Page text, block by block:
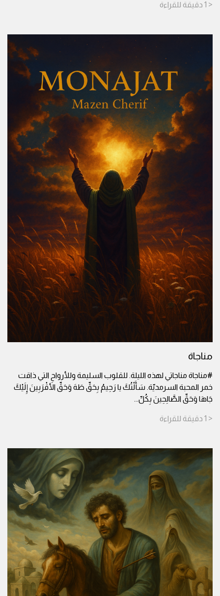
< 1 دقيقة للقراءة
مناجاة
#مناجاة مناجاتي لهذه الليلة. للقلوب السليمة وللأرواح التي ذاقت
خمر المحبة السرمديّة. سَأَلْتُكَ يا رَحِيمُ بِحَقِّ طَهَ وَحَقِّ الأَقْرَبِينَ إِلَيْكَ
جَاهَا وَحَقِّ الصَّالِحِينَ بِكُلِّ...
< 1 دقيقة للقراءة